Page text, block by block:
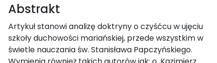
Abstrakt
Artykuł stanowi analizę doktryny o czyśćcu w ujęciu
szkoły duchowości mariańskiej, przede wszystkim w
świetle nauczania św. Stanisława Papczyńskiego.